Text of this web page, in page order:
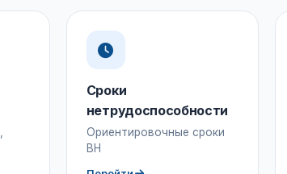
Сроки
нетрудоспособности
Ориентировочные сроки
ВН